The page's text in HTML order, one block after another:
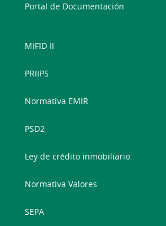
Portal de Documentación
MiFID II
PRIIPS
Normativa EMIR
PSD2
Ley de crédito inmobiliario
Normativa Valores
SEPA